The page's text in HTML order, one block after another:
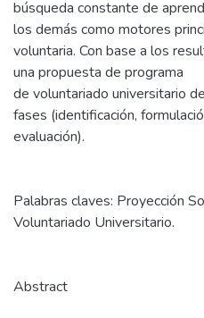
búsqueda constante de
los demás como motores
voluntaria. Con base a los
una propuesta de programa
de voluntariado universitario
fases (identificación,
evaluación).
Palabras claves: Proyección
Voluntariado Universitario.
Abstract